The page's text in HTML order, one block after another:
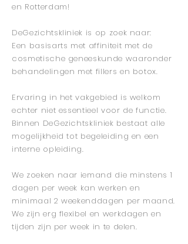
en Rotterdam!
DeGezichtskliniek is op zoek naar:
Een basisarts met affiniteit met de
cosmetische geneeskunde waaronder
behandelingen met fillers en botox.
Ervaring in het vakgebied is welkom
echter niet essentieel voor de functie.
Binnen DeGezichtskliniek bestaat alle
mogelijkheid tot begeleiding en een
interne opleiding.
We zoeken naar iemand die minstens 1
dagen per week kan werken en
minimaal 2 weekenddagen per maand.
We zijn erg flexibel en werkdagen en
tijden zijn per week in te delen.